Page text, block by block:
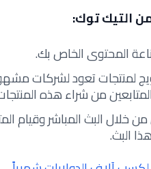
التيك توك:
المحتوى الخاص بك.
لمنتجات تعود لشركات
من شراء هذه
البث المباشر وقيام
البث.